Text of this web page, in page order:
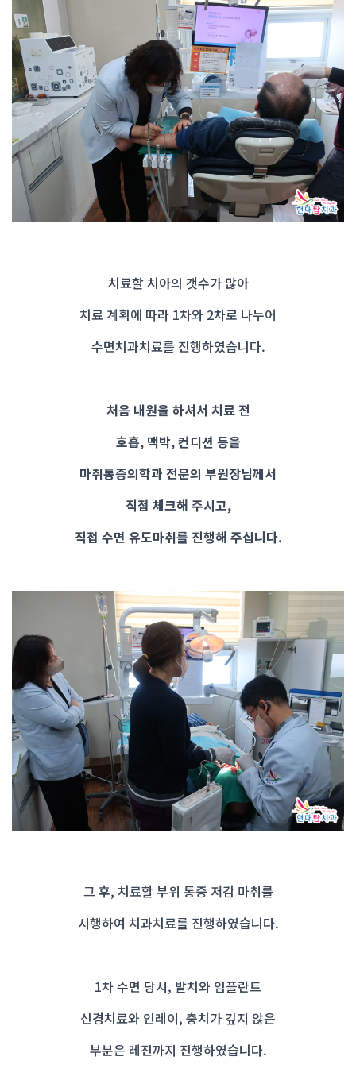
치료할 치아의 갯수가 많아
치료 계획에 따라 1차와 2차로 나누어
수면치과치료를 진행하였습니다.
처음 내원을 하셔서 치료 전
호흡, 맥박, 컨디션 등을
마취통증의학과 전문의 부원장님께서
직접 체크해 주시고,
직접 수면 유도마취를 진행해 주십니다.
그 후, 치료할 부위 통증 저감 마취를
시행하여 치과치료를 진행하였습니다.
1차 수면 당시, 발치와 임플란트
신경치료와 인레이, 충치가 깊지 않은
부분은 레진까지 진행하였습니다.